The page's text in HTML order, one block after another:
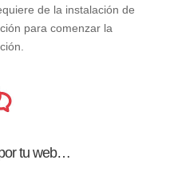
de la instalación de
para comenzar la
tu web…